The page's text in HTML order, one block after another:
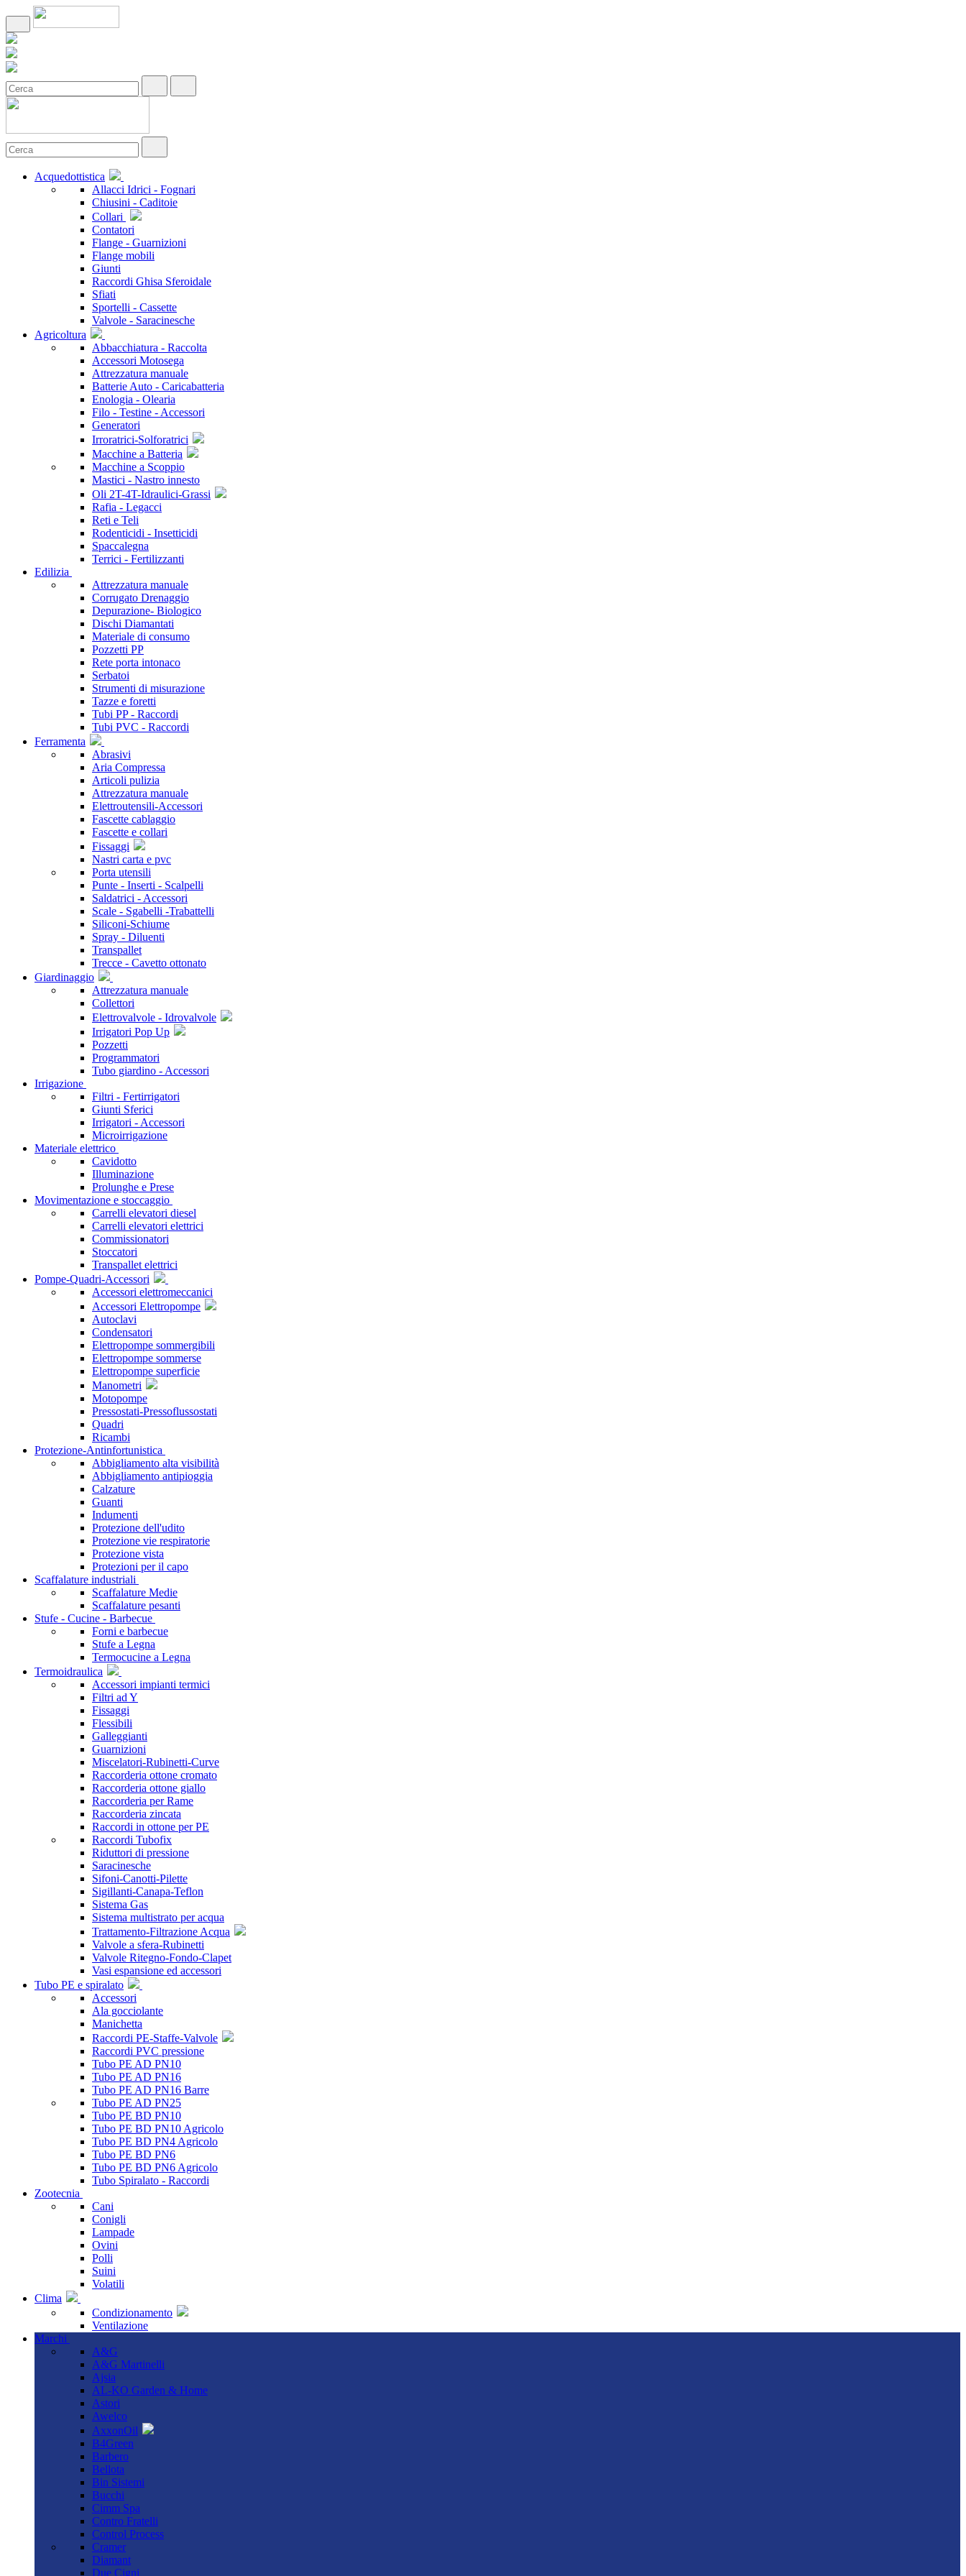
Acquedottistica
Allacci Idrici - Fognari
Chiusini - Caditoie
Collari
Contatori
Flange - Guarnizioni
Flange mobili
Giunti
Raccordi Ghisa Sferoidale
Sfiati
Sportelli - Cassette
Valvole - Saracinesche
Agricoltura
Abbacchiatura - Raccolta
Accessori Motosega
Attrezzatura manuale
Batterie Auto - Caricabatteria
Enologia - Olearia
Filo - Testine - Accessori
Generatori
Irroratrici-Solforatrici
Macchine a Batteria
Macchine a Scoppio
Mastici - Nastro innesto
Oli 2T-4T-Idraulici-Grassi
Rafia - Legacci
Reti e Teli
Rodenticidi - Insetticidi
Spaccalegna
Terrici - Fertilizzanti
Edilizia
Attrezzatura manuale
Corrugato Drenaggio
Depurazione- Biologico
Dischi Diamantati
Materiale di consumo
Pozzetti PP
Rete porta intonaco
Serbatoi
Strumenti di misurazione
Tazze e foretti
Tubi PP - Raccordi
Tubi PVC - Raccordi
Ferramenta
Abrasivi
Aria Compressa
Articoli pulizia
Attrezzatura manuale
Elettroutensili-Accessori
Fascette cablaggio
Fascette e collari
Fissaggi
Nastri carta e pvc
Porta utensili
Punte - Inserti - Scalpelli
Saldatrici - Accessori
Scale - Sgabelli -Trabattelli
Siliconi-Schiume
Spray - Diluenti
Transpallet
Trecce - Cavetto ottonato
Giardinaggio
Attrezzatura manuale
Collettori
Elettrovalvole - Idrovalvole
Irrigatori Pop Up
Pozzetti
Programmatori
Tubo giardino - Accessori
Irrigazione
Filtri - Fertirrigatori
Giunti Sferici
Irrigatori - Accessori
Microirrigazione
Materiale elettrico
Cavidotto
Illuminazione
Prolunghe e Prese
Movimentazione e stoccaggio
Carrelli elevatori diesel
Carrelli elevatori elettrici
Commissionatori
Stoccatori
Transpallet elettrici
Pompe-Quadri-Accessori
Accessori elettromeccanici
Accessori Elettropompe
Autoclavi
Condensatori
Elettropompe sommergibili
Elettropompe sommerse
Elettropompe superficie
Manometri
Motopompe
Pressostati-Pressoflussostati
Quadri
Ricambi
Protezione-Antinfortunistica
Abbigliamento alta visibilità
Abbigliamento antipioggia
Calzature
Guanti
Indumenti
Protezione dell'udito
Protezione vie respiratorie
Protezione vista
Protezioni per il capo
Scaffalature industriali
Scaffalature Medie
Scaffalature pesanti
Stufe - Cucine - Barbecue
Forni e barbecue
Stufe a Legna
Termocucine a Legna
Termoidraulica
Accessori impianti termici
Filtri ad Y
Fissaggi
Flessibili
Galleggianti
Guarnizioni
Miscelatori-Rubinetti-Curve
Raccorderia ottone cromato
Raccorderia ottone giallo
Raccorderia per Rame
Raccorderia zincata
Raccordi in ottone per PE
Raccordi Tubofix
Riduttori di pressione
Saracinesche
Sifoni-Canotti-Pilette
Sigillanti-Canapa-Teflon
Sistema Gas
Sistema multistrato per acqua
Trattamento-Filtrazione Acqua
Valvole a sfera-Rubinetti
Valvole Ritegno-Fondo-Clapet
Vasi espansione ed accessori
Tubo PE e spiralato
Accessori
Ala gocciolante
Manichetta
Raccordi PE-Staffe-Valvole
Raccordi PVC pressione
Tubo PE AD PN10
Tubo PE AD PN16
Tubo PE AD PN16 Barre
Tubo PE AD PN25
Tubo PE BD PN10
Tubo PE BD PN10 Agricolo
Tubo PE BD PN4 Agricolo
Tubo PE BD PN6
Tubo PE BD PN6 Agricolo
Tubo Spiralato - Raccordi
Zootecnia
Cani
Conigli
Lampade
Ovini
Polli
Suini
Volatili
Clima
Condizionamento
Ventilazione
Marchi
A&G
A&G Martinelli
Ajsia
AL-KO Garden & Home
Astori
Awelco
AxxonOil
B4Green
Barbero
Bellota
Bin Sistemi
Bucchi
Cimm Spa
Contro Fratelli
Control Process
Cramer
Diamant
Due Cigni